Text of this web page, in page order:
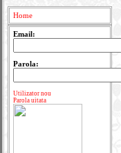
Home
Email:
Parola:
Utilizator nou
Parola uitata